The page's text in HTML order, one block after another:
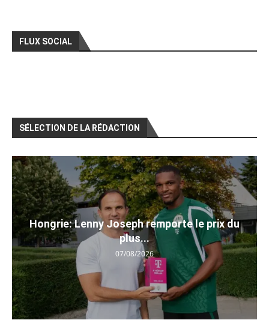
FLUX SOCIAL
SÉLECTION DE LA RÉDACTION
Hongrie: Lenny Joseph remporte le prix du
plus...
07/08/2026